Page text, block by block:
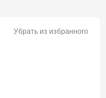
Убрать из избранного